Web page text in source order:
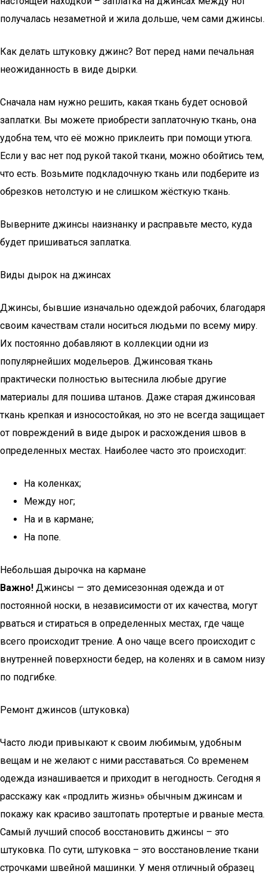
получалась незаметной и жила дольше, чем сами джинсы.
Как делать штуковку джинс? Вот перед нами печальная
неожиданность в виде дырки.
Сначала нам нужно решить, какая ткань будет основой
заплатки. Вы можете приобрести заплаточную ткань, она
удобна тем, что её можно приклеить при помощи утюга.
Если у вас нет под рукой такой ткани, можно обойтись тем,
что есть. Возьмите подкладочную ткань или подберите из
обрезков нетолстую и не слишком жёсткую ткань.
Выверните джинсы наизнанку и расправьте место, куда
будет пришиваться заплатка.
Виды дырок на джинсах
Джинсы, бывшие изначально одеждой рабочих, благодаря
своим качествам стали носиться людьми по всему миру.
Их постоянно добавляют в коллекции одни из
популярнейших модельеров. Джинсовая ткань
практически полностью вытеснила любые другие
материалы для пошива штанов. Даже старая джинсовая
ткань крепкая и износостойкая, но это не всегда защищает
от повреждений в виде дырок и расхождения швов в
определенных местах. Наиболее часто это происходит:
На коленках;
Между ног;
На и в кармане;
На попе.
Небольшая дырочка на кармане
Важно! Джинсы — это демисезонная одежда и от
постоянной носки, в независимости от их качества, могут
рваться и стираться в определенных местах, где чаще
всего происходит трение. А оно чаще всего происходит с
внутренней поверхности бедер, на коленях и в самом низу
по подгибке.
Ремонт джинсов (штуковка)
Часто люди привыкают к своим любимым, удобным
вещам и не желают с ними расставаться. Со временем
одежда изнашивается и приходит в негодность. Сегодня я
расскажу как «продлить жизнь» обычным джинсам и
покажу как красиво заштопать протертые и рваные места.
Самый лучший способ восстановить джинсы – это
штуковка. По сути, штуковка – это восстановление ткани
строчками швейной машинки. У меня отличный образец